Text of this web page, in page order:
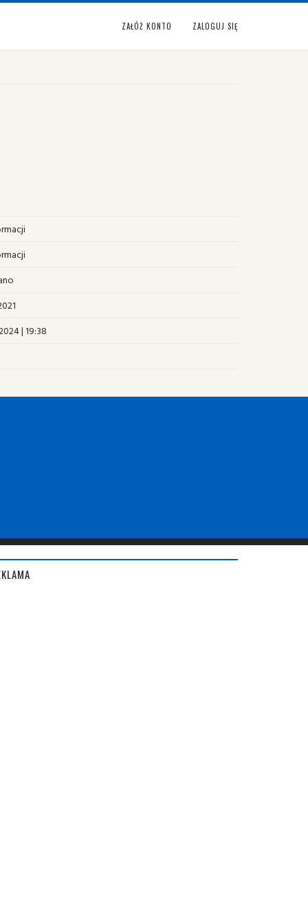
ZAŁÓŻ KONTO ZALOGUJ SIĘ
| 19:38